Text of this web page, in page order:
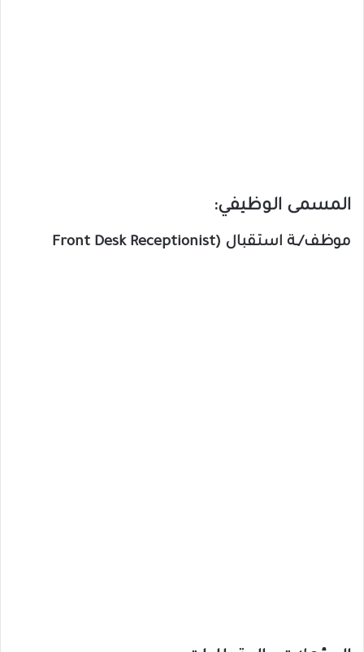
المسمى الوظيفي:
موظف/ـة استقبال (Front Desk Receptionist